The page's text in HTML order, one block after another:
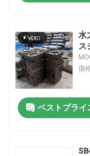
水
ス
価
ベストプライ